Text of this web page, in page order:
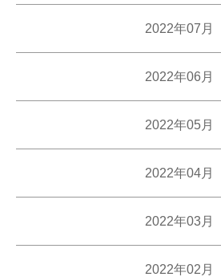
2022年07月
2022年06月
2022年05月
2022年04月
2022年03月
2022年02月